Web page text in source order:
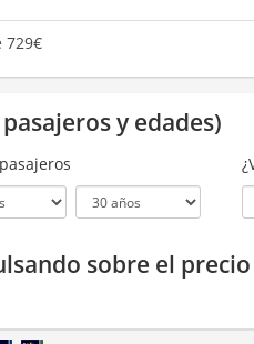
729€
y edades)
sobre el precio